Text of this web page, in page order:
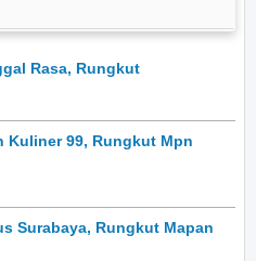
Rasa, Rungkut
Kuliner 99, Rungkut Mpn
Surabaya, Rungkut Mapan